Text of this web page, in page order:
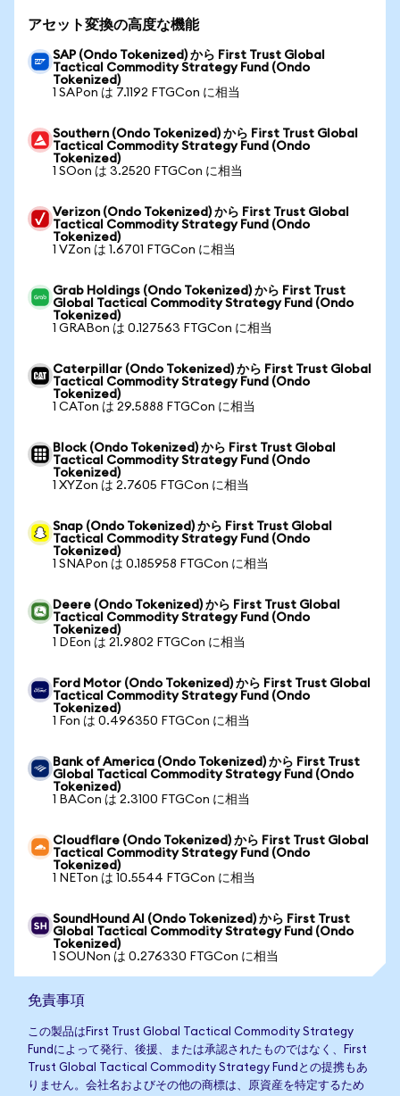
アセット変換の高度な機能
SAP (Ondo Tokenized) から First Trust Global
Tactical Commodity Strategy Fund (Ondo
Tokenized)
1 SAPon は 7.1192 FTGCon に相当
Southern (Ondo Tokenized) から First Trust Global
Tactical Commodity Strategy Fund (Ondo
Tokenized)
1 SOon は 3.2520 FTGCon に相当
Verizon (Ondo Tokenized) から First Trust Global
Tactical Commodity Strategy Fund (Ondo
Tokenized)
1 VZon は 1.6701 FTGCon に相当
Grab Holdings (Ondo Tokenized) から First Trust
Global Tactical Commodity Strategy Fund (Ondo
Tokenized)
1 GRABon は 0.127563 FTGCon に相当
Caterpillar (Ondo Tokenized) から First Trust Global
Tactical Commodity Strategy Fund (Ondo
Tokenized)
1 CATon は 29.5888 FTGCon に相当
Block (Ondo Tokenized) から First Trust Global
Tactical Commodity Strategy Fund (Ondo
Tokenized)
1 XYZon は 2.7605 FTGCon に相当
Snap (Ondo Tokenized) から First Trust Global
Tactical Commodity Strategy Fund (Ondo
Tokenized)
1 SNAPon は 0.185958 FTGCon に相当
Deere (Ondo Tokenized) から First Trust Global
Tactical Commodity Strategy Fund (Ondo
Tokenized)
1 DEon は 21.9802 FTGCon に相当
Ford Motor (Ondo Tokenized) から First Trust Global
Tactical Commodity Strategy Fund (Ondo
Tokenized)
1 Fon は 0.496350 FTGCon に相当
Bank of America (Ondo Tokenized) から First Trust
Global Tactical Commodity Strategy Fund (Ondo
Tokenized)
1 BACon は 2.3100 FTGCon に相当
Cloudflare (Ondo Tokenized) から First Trust Global
Tactical Commodity Strategy Fund (Ondo
Tokenized)
1 NETon は 10.5544 FTGCon に相当
SoundHound AI (Ondo Tokenized) から First Trust
Global Tactical Commodity Strategy Fund (Ondo
Tokenized)
1 SOUNon は 0.276330 FTGCon に相当
免責事項
この製品はFirst Trust Global Tactical Commodity Strategy
Fundによって発行、後援、または承認されたものではなく、First
Trust Global Tactical Commodity Strategy Fundとの提携もあ
りません。会社名およびその他の商標は、原資産を特定するため